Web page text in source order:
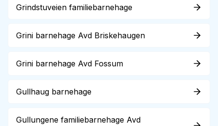
Grindstuveien familiebarnehage
Grini barnehage Avd Briskehaugen
Grini barnehage Avd Fossum
Gullhaug barnehage
Gullungene familiebarnehage Avd